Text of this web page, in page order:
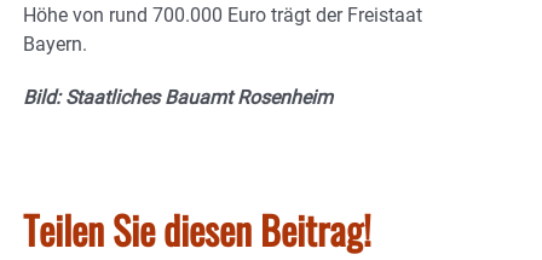
Höhe von rund 700.000 Euro trägt der Freistaat
Bayern.
Bild: Staatliches Bauamt Rosenheim
Teilen Sie diesen Beitrag!